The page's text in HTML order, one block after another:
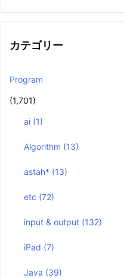
カテゴリー
Program
(1,701)
ai (1)
Algorithm (13)
astah* (13)
etc (72)
input & output (132)
iPad (7)
Java (39)